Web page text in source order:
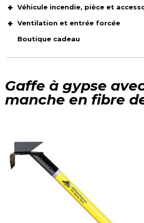
Véhicule incendie, pièce et
Ventilation et entrée forcée
Boutique cadeau
Gaffe à gypse
manche en fibre